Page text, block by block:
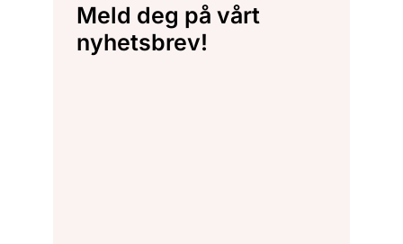
Meld deg på vårt
nyhetsbrev!